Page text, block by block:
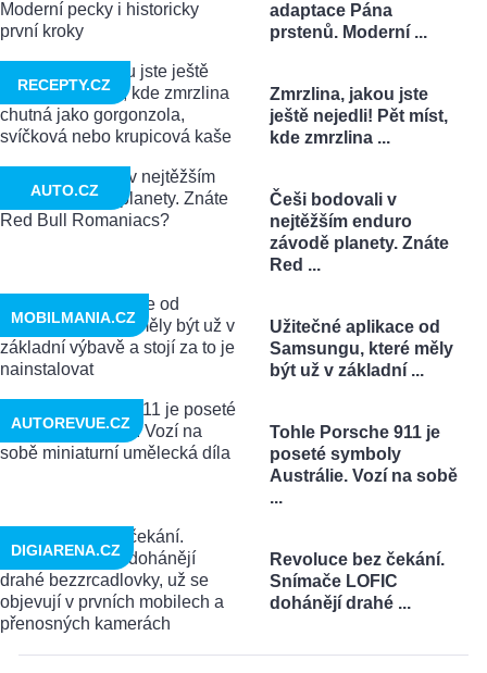
adaptace Pána
prstenů. Moderní ...
Zmrzlina, jakou jste
ještě nejedli! Pět míst,
kde zmrzlina ...
RECEPTY.CZ
Češi bodovali v
nejtěžším enduro
závodě planety. Znáte
Red ...
AUTO.CZ
Užitečné aplikace od
Samsungu, které měly
být už v základní ...
MOBILMANIA.CZ
Tohle Porsche 911 je
poseté symboly
Austrálie. Vozí na sobě
...
AUTOREVUE.CZ
Revoluce bez čekání.
Snímače LOFIC
dohánějí drahé ...
DIGIARENA.CZ